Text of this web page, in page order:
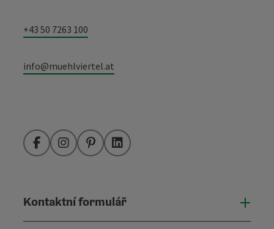
+43 50 7263 100
info@muehlviertel.at
FacebookInstagramPinterestLinkedIn
Kontaktní formulář